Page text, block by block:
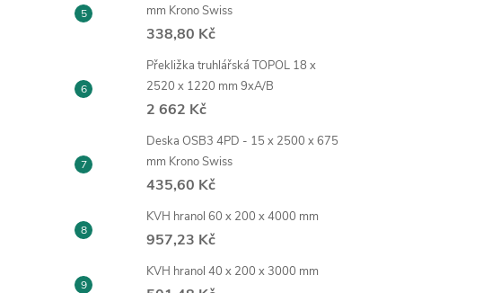
mm Krono Swiss
338,80 Kč
Překližka truhlářská TOPOL 18 x
2520 x 1220 mm 9xA/B
2 662 Kč
Deska OSB3 4PD - 15 x 2500 x 675
mm Krono Swiss
435,60 Kč
KVH hranol 60 x 200 x 4000 mm
957,23 Kč
KVH hranol 40 x 200 x 3000 mm